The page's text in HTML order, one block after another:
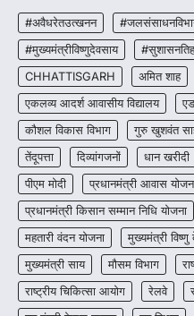
3
हरित
4
CG : पांच
जीवन,
More
रायपुर।
जशपुर जिले
#अवैधरेतउत्खनन
#मुख्यमंत्रीविष्णुदेवसाय
CHHATTISGARH
अमित शाह
एकलव्य आदर्श आवासीय विद्यालय
कौशल विकास विभाग
गुरु खुशवंत
तेंदूपत्ता
दिव्यांगजनों धान खरीदी
पीएम मोदी
प्रधानमंत्री आवास
प्रधानमंत्री किसान सम्मान निधि योजना
महतारी वंदन योजना
मुख्यमंत्री
मुख्यमंत्री साय
मौसम विभाग
राष्ट्रीय चिकित्सा आयोग
रेलवे